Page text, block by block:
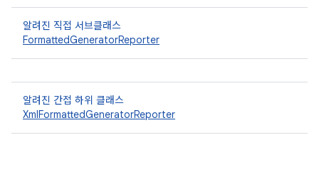
알려진 직접 서브클래스
FormattedGeneratorReporter
알려진 간접 하위 클래스
XmlFormattedGeneratorReporter